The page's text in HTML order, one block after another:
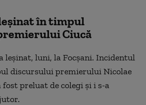
în timpul
Ciucă
leşinat, luni, la Focşani. Incidentul
discursului premierului Nicolae
preluat de colegi şi i s-a